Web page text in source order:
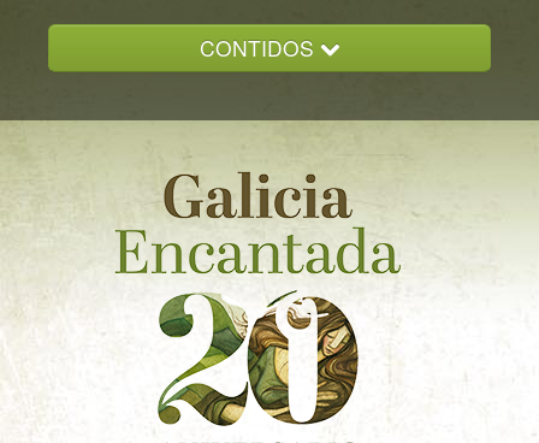
CONTIDOS
GALICIA ENCANTADA
DOCUMENTACION
NOVAS
CONTACTO